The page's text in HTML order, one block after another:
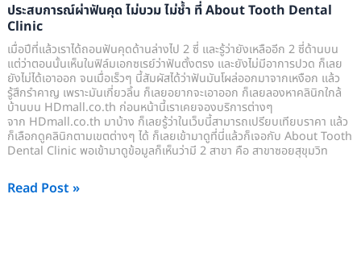
ประสบการณ์ผ่าฟันคุด ไม่บวม ไม่ช้ำ ที่ About Tooth Dental
Clinic
เมื่อปีที่แล้วเราได้ถอนฟันคุดด้านล่างไป 2 ซี่ และรู้ว่ายังเหลืออีก 2 ซี่ด้านบน
แต่ว่าตอนนั้นเห็นในฟิล์มเอกซเรย์ว่าฟันตั้งตรง และยังไม่มีอาการปวด ก็เลย
ยังไม่ได้เอาออก จนเมื่อเร็วๆ นี้สัมผัสได้ว่าฟันมันโผล่ออกมาจากเหงือก แล้ว
รู้สึกรำคาญ เพราะมันเกี่ยวลิ้น ก็เลยอยากจะเอาออก ก็เลยลองหาคลินิกใกล้
บ้านบน HDmall.co.th ก่อนหน้านี้เราเคยจองบริการต่างๆ
จาก HDmall.co.th มาบ้าง ก็เลยรู้ว่าในเว็บนี้สามารถเปรียบเทียบราคา แล้ว
ก็เลือกดูคลินิกตามเขตต่างๆ ได้ ก็เลยเข้ามาดูที่นี่แล้วก็เจอกับ About Tooth
Dental Clinic พอเข้ามาดูข้อมูลก็เห็นว่ามี 2 สาขา คือ สาขาซอยสุขุมวิท
Dental
Clinic
Read Post »